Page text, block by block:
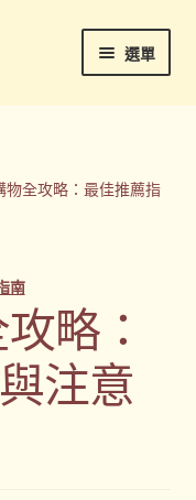
選單
物全攻略：最佳推薦指
南
略：
注意